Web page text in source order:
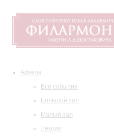
Афиша
Все события
Большой зал
Малый зал
Лекции